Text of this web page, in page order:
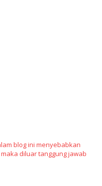
blog ini menyebabkan
diluar tanggung jawab